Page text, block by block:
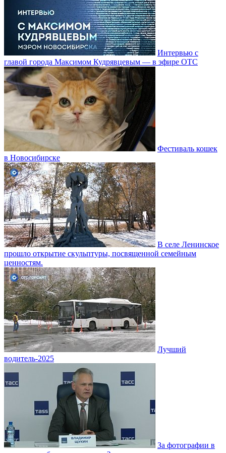
Интервью с
главой города Максимом Кудрявцевым — в эфире ОТС
Фестиваль кошек
в Новосибирске
В селе Ленинское
прошло открытие скульптуры, посвященной семейным
ценностям.
Лучший
водитель-2025
За фотографии в